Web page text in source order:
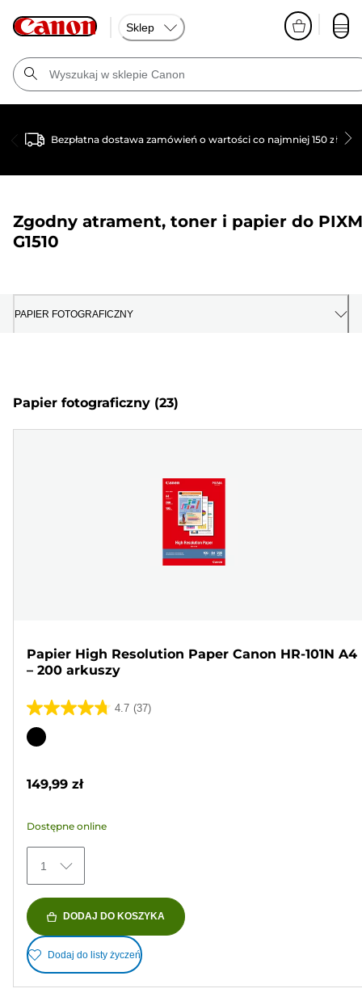
Sklep
Bezpłatna dostawa zamówień o wartości co najmniej 150 zł
Zgodny atrament, toner i papier do
G1510
PAPIER FOTOGRAFICZNY
Papier fotograficzny (23)
Papier High Resolution Paper Canon HR-101N A4
– 200 arkuszy
4.7 (37)
4.7
na
Wkład
149,99 zł
Dostępne online
1
DODAJ DO KOSZYKA
Dodaj do listy życzeń